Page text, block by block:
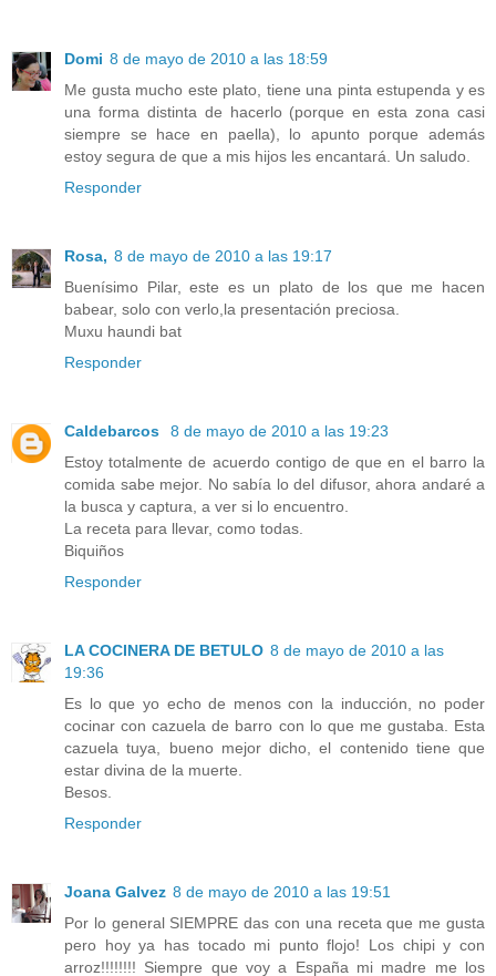
Domi 8 de mayo de 2010 a las 18:59
Me gusta mucho este plato, tiene una pinta estupenda y es
una forma distinta de hacerlo (porque en esta zona casi
siempre se hace en paella), lo apunto porque además
estoy segura de que a mis hijos les encantará. Un saludo.
Responder
Rosa, 8 de mayo de 2010 a las 19:17
Buenísimo Pilar, este es un plato de los que me hacen
babear, solo con verlo,la presentación preciosa.
Muxu haundi bat
Responder
Caldebarcos
8 de mayo de 2010 a las 19:23
Estoy totalmente de acuerdo contigo de que en el barro la
comida sabe mejor. No sabía lo del difusor, ahora andaré a
la busca y captura, a ver si lo encuentro.
La receta para llevar, como todas.
Biquiños
Responder
LA COCINERA DE BETULO 8 de mayo de 2010 a las
19:36
Es lo que yo echo de menos con la inducción, no poder
cocinar con cazuela de barro con lo que me gustaba. Esta
cazuela tuya, bueno mejor dicho, el contenido tiene que
estar divina de la muerte.
Besos.
Responder
Joana Galvez 8 de mayo de 2010 a las 19:51
Por lo general SIEMPRE das con una receta que me gusta
pero hoy ya has tocado mi punto flojo! Los chipi y con
arroz!!!!!!!! Siempre que voy a España mi madre me los